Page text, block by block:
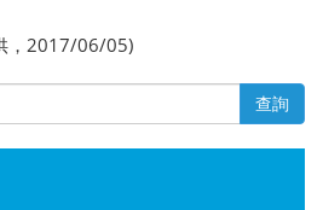
，2017/06/05)
查詢